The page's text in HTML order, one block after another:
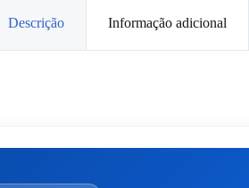
Descrição Informação adicional